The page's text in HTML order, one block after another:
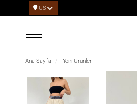
US
Ana Sayfa Yeni Ürünler